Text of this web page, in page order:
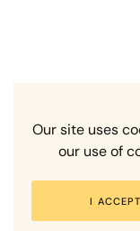
Fotograf Mikael
HEM OM MIG
Our site uses
our use of
I